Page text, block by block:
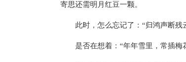
寄思还需明月红豆一颗。
此时，怎么忘记了：“归鸿声断残
是否在想着：“年年雪里，常插